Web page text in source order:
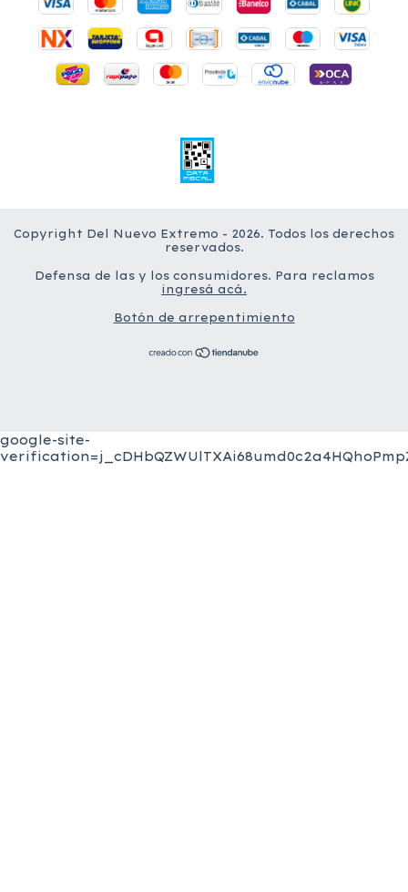
Copyright Del Nuevo Extremo - 2026. Todos los derechos
reservados.
Defensa de las y los consumidores. Para reclamos
ingresá acá.
Botón de arrepentimiento
google-site-